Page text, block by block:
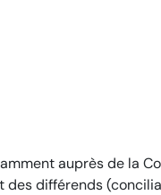
auprès de la
différends